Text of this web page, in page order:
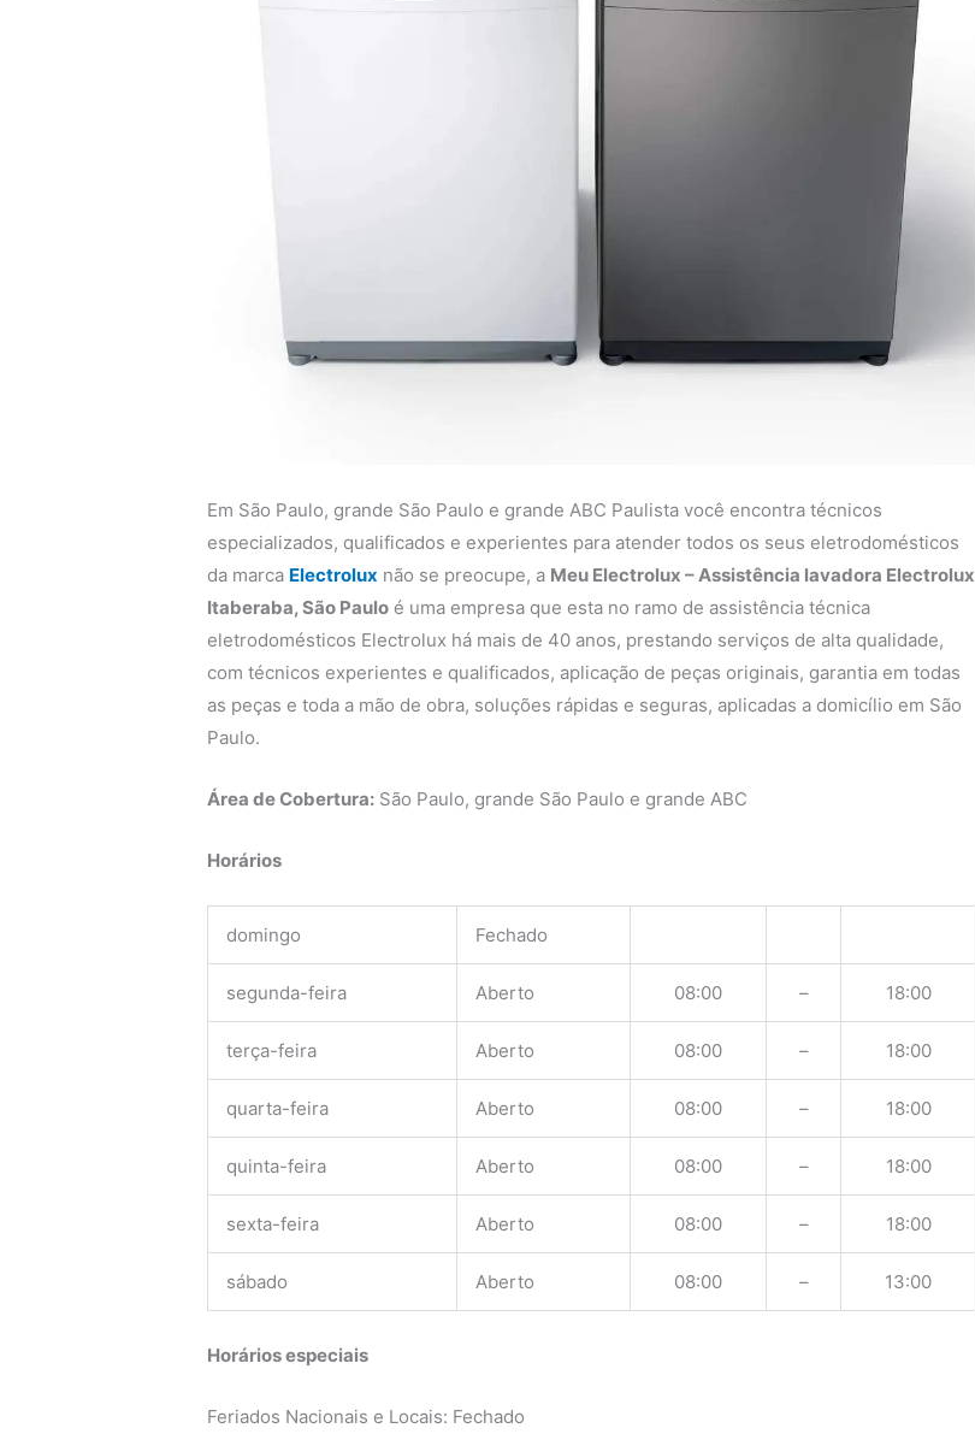
Em São Paulo, grande São Paulo e grande ABC Paulista você encontra técnicos
especializados, qualificados e experientes para atender todos os seus eletrodomésticos
da marca Electrolux não se preocupe, a Meu Electrolux – Assistência lavadora Electrolux
Itaberaba, São Paulo é uma empresa que esta no ramo de assistência técnica
eletrodomésticos Electrolux há mais de 40 anos, prestando serviços de alta qualidade,
com técnicos experientes e qualificados, aplicação de peças originais, garantia em todas
as peças e toda a mão de obra, soluções rápidas e seguras, aplicadas a domicílio em São
Paulo.
Área de Cobertura: São Paulo, grande São Paulo e grande ABC
Horários
domingo Fechado
segunda-feira Aberto 08:00 – 18:00
terça-feira Aberto 08:00 – 18:00
quarta-feira Aberto 08:00 – 18:00
quinta-feira Aberto 08:00 – 18:00
sexta-feira Aberto 08:00 – 18:00
sábado Aberto 08:00 – 13:00
Horários especiais
Feriados Nacionais e Locais: Fechado